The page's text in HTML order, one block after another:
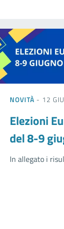
NOVITÀ - 12
Elezioni
del 8-9
In allegato i